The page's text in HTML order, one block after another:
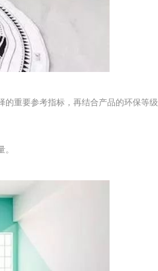
的重要参考指标，再结合产品的环保等